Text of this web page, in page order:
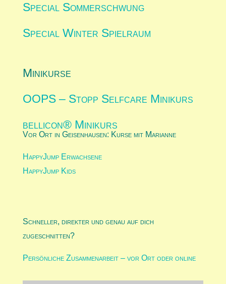
Special Sommerschwung
Special Winter Spielraum
Minikurse
OOPS – Stopp Selfcare Minikurs
bellicon® Minikurs
Vor Ort in Geisenhausen: Kurse mit Marianne
HappyJump Erwachsene
HappyJump Kids
Schneller, direkter und genau auf dich
zugeschnitten?
Persönliche Zusammenarbeit – vor Ort oder online